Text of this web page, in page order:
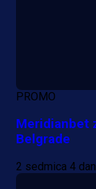
PROMO
Meridianbet
Belgrade
2 sedmica 4 dan